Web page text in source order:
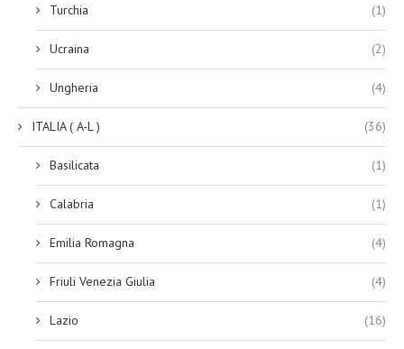
Turchia (1)
Ucraina (2)
Ungheria (4)
ITALIA ( A-L ) (36)
Basilicata (1)
Calabria (1)
Emilia Romagna (4)
Friuli Venezia Giulia (4)
Lazio (16)